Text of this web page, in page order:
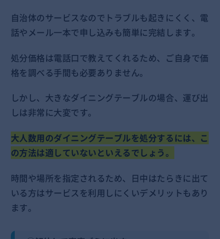
自治体のサービスなのでトラブルも起きにくく、電
話やメール一本で申し込みも簡単に完結します。
処分価格は電話口で教えてくれるため、ご自身で価
格を調べる手間も必要ありません。
しかし、大きなダイニングテーブルの場合、運び出
しは非常に大変です。
大人数用のダイニングテーブルを処分するには、こ
の方法は適していないといえるでしょう。
時間や場所を指定されるため、日中はたらきに出て
いる方はサービスを利用しにくいデメリットもあり
ます。